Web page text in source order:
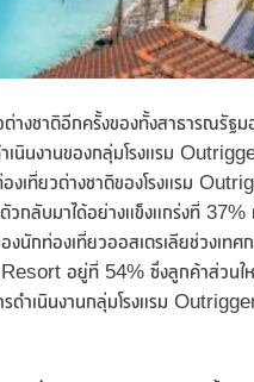
างชาติอีกครั้งของทั้งสาธารณรัฐ
เนินงานของกลุ่มโรงแรม
องเที่ยวต่างชาติของโรงแรม
วกลับมาได้อย่างแข็งแกร่งที่
นักท่องเที่ยวออสเตรเลียช่วงเ
อยู่ที่ 54% ซึ่งลูกค้าส่วนให
ำเนินงานกลุ่มโรงแรม